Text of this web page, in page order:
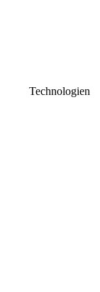
Technologien